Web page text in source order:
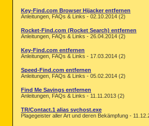
Key-Find.com Browser Hijacker entfernen
Anleitungen, FAQs & Links - 02.10.2014 (2)
Rocket-Find.com (Rocket Search) entfernen
Anleitungen, FAQs & Links - 26.04.2014 (2)
Key-Find.com entfernen
Anleitungen, FAQs & Links - 17.03.2014 (2)
Speed-Find.com entfernen
Anleitungen, FAQs & Links - 05.02.2014 (2)
Find Me Savings entfernen
Anleitungen, FAQs & Links - 11.11.2013 (2)
TR/Contact.1 alias svchost.exe
Plagegeister aller Art und deren Bekämpfung -